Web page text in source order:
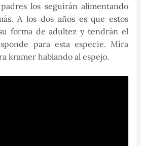
los seguirán alimentando
A los dos años es que estos
forma de adultez y tendrán el
para esta especie. Mira
kramer hablando al espejo.